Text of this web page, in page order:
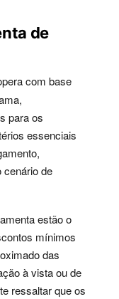
de
com base
para os
essenciais
cenário de
estão o
mínimos
das
à vista ou de
ressaltar que os